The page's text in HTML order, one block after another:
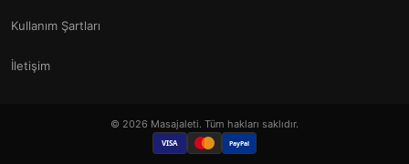
Kullanım Şartları
İletişim
© 2026 Masajaleti. Tüm hakları saklıdır.
VISA PayPal